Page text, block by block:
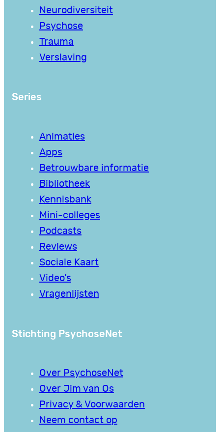
Neurodiversiteit
Psychose
Trauma
Verslaving
Series
Animaties
Apps
Betrouwbare informatie
Bibliotheek
Kennisbank
Mini-colleges
Podcasts
Reviews
Sociale Kaart
Video’s
Vragenlijsten
Stichting PsychoseNet
Over PsychoseNet
Over Jim van Os
Privacy & Voorwaarden
Neem contact op